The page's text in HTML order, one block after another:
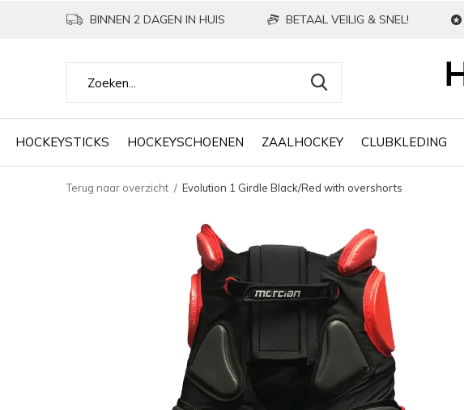
HOCKEYSTICKS HOCKEYSCHOENEN ZAALHOCKEY CLUBKLEDING
BINNEN 2 DAGEN IN HUIS BETAAL VEILIG & SNEL!
Terug naar overzicht Evolution 1 Girdle Black/Red with overshorts